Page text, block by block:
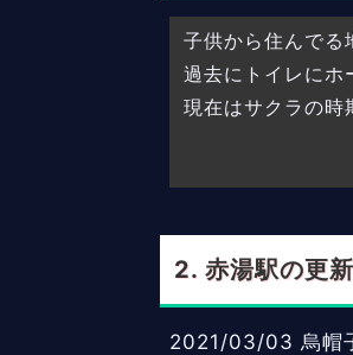
子供から住んでる
過去にトイレにホ
現在はサクラの時
赤湯駅の更
2021/03/03 烏帽